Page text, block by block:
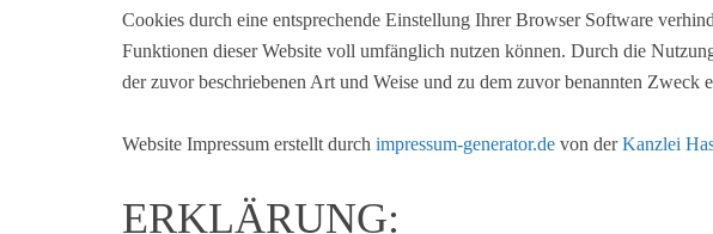
Cookies durch eine entsprechende Einstellung Ihrer Browser Software
Funktionen dieser Website voll umfänglich nutzen können. Durch die
der zuvor beschriebenen Art und Weise und zu dem zuvor benannten Zweck
Website Impressum erstellt durch impressum-generator.de von derKanzlei
ERKLÄRUNG: